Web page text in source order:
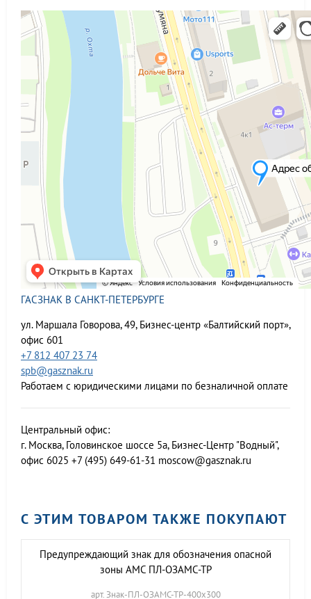
ГАСЗНАК В САНКТ-ПЕТЕРБУРГЕ
ул. Маршала Говорова, 49, Бизнес-центр «Балтийский порт»,
офис 601
+7 812 407 23 74
spb@gasznak.ru
Работаем с юридическими лицами по безналичной оплате
Центральный офис:
г. Москва, Головинское шоссе 5а, Бизнес-Центр "Водный",
офис 6025 +7 (495) 649-61-31 moscow@gasznak.ru
С ЭТИМ ТОВАРОМ ТАКЖЕ ПОКУПАЮТ
Предупреждающий знак для обозначения опасной
зоны АМС ПЛ-ОЗАМС-ТР
арт. Знак-ПЛ-ОЗАМС-ТР-400х300